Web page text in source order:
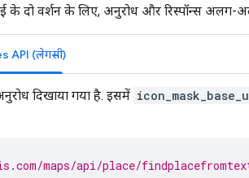
के दो वर्शन के लिए, अनुरोध और रिस्पॉन्स अलग-
API (लेगसी)
दिखाया गया है. इसमें
maps/api/place/